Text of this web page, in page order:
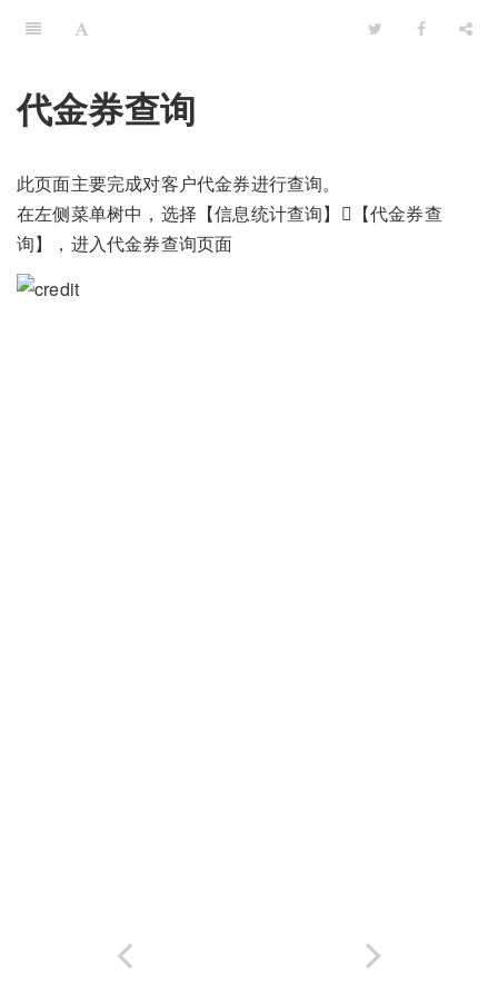
代金券查询
此页面主要完成对客户代金券进行查询。
在左侧菜单树中，选择【信息统计查询】【代金券查
询】，进入代金券查询页面